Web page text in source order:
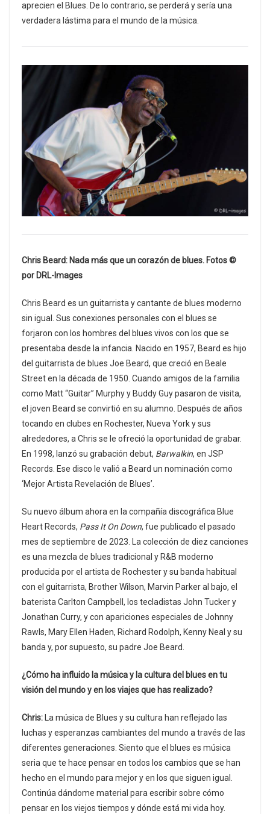
aprecien el Blues. De lo contrario, se perderá y sería una
verdadera lástima para el mundo de la música.
Chris Beard: Nada más que un corazón de blues. Fotos ©
por DRL-Images
Chris Beard es un guitarrista y cantante de blues moderno
sin igual. Sus conexiones personales con el blues se
forjaron con los hombres del blues vivos con los que se
presentaba desde la infancia. Nacido en 1957, Beard es hijo
del guitarrista de blues Joe Beard, que creció en Beale
Street en la década de 1950. Cuando amigos de la familia
como Matt “Guitar” Murphy y Buddy Guy pasaron de visita,
el joven Beard se convirtió en su alumno. Después de años
tocando en clubes en Rochester, Nueva York y sus
alrededores, a Chris se le ofreció la oportunidad de grabar.
En 1998, lanzó su grabación debut, Barwalkin, en JSP
Records. Ese disco le valió a Beard un nominación como
‘Mejor Artista Revelación de Blues’.
Su nuevo álbum ahora en la compañía discográfica Blue
Heart Records, Pass It On Down, fue publicado el pasado
mes de septiembre de 2023. La colección de diez canciones
es una mezcla de blues tradicional y R&B moderno
producida por el artista de Rochester y su banda habitual
con el guitarrista, Brother Wilson, Marvin Parker al bajo, el
baterista Carlton Campbell, los tecladistas John Tucker y
Jonathan Curry, y con apariciones especiales de Johnny
Rawls, Mary Ellen Haden, Richard Rodolph, Kenny Neal y su
banda y, por supuesto, su padre Joe Beard.
¿Cómo ha influido la música y la cultura del blues en tu
visión del mundo y en los viajes que has realizado?
Chris: La música de Blues y su cultura han reflejado las
luchas y esperanzas cambiantes del mundo a través de las
diferentes generaciones. Siento que el blues es música
seria que te hace pensar en todos los cambios que se han
hecho en el mundo para mejor y en los que siguen igual.
Continúa dándome material para escribir sobre cómo
pensar en los viejos tiempos y dónde está mi vida hoy.